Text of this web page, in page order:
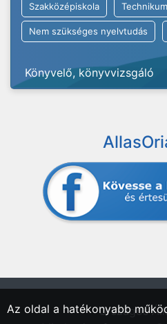
Szakközépiskola Technikum
Nem szükséges nyelvtudás
Könyvelő, könyvvizsgáló
"Országos
Az oldal a hatékonyabb